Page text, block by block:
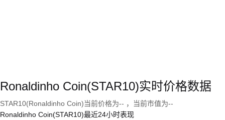
Ronaldinho Coin(STAR10)实时价格数据
STAR10(Ronaldinho Coin)当前价格为-- ，当前市值为--
Ronaldinho Coin(STAR10)最近24小时表现